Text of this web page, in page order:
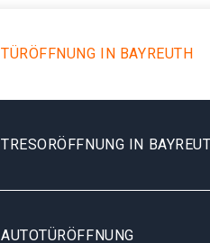
TÜRÖFFNUNG IN BAYREUTH
TRESORÖFFNUNG IN
AUTOTÜRÖFFNUNG